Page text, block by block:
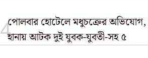
পোলবার হোটেলে মধুচক্রের
হানায় আটক দুই যুবক-যুবতী-সহ ৫